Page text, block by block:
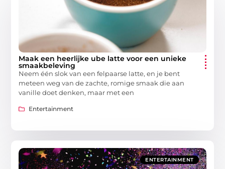
Maak een heerlijke ube latte voor een unieke
smaakbeleving
Neem één slok van een felpaarse latte, en je bent
meteen weg van de zachte, romige smaak die aan
vanille doet denken, maar met een
Entertainment
ENTERTAINMENT